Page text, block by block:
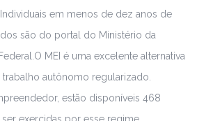
em menos de dez anos de
são do portal do Ministério da
MEI é uma excelente alternativa
autônomo regularizado.
estão disponíveis 468